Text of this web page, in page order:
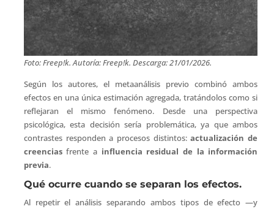
Foto: Freep!k. Autoría: Freep!k. Descarga: 21/01/2026.
Según los autores, el metaanálisis previo combinó ambos
efectos en una única estimación agregada, tratándolos como si
reflejaran el mismo fenómeno. Desde una perspectiva
psicológica, esta decisión sería problemática, ya que ambos
contrastes responden a procesos distintos:actualización de
creenciasfrente a influencia residual de la información
previa.
Qué ocurre cuando se separan los efectos.
Al repetir el análisis separando ambos tipos de efecto —y